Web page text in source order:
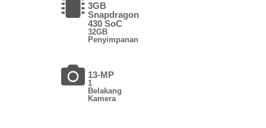
3GB
Snapdragon
430 SoC
32GB
Penyimpanan
13-MP
1
Belakang
Kamera